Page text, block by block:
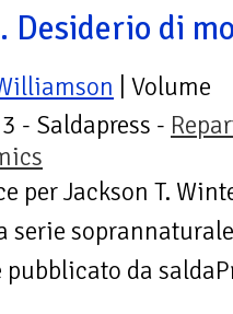
Desiderio di
| Volume
- Saldapress -
per Jackson T.
serie
da